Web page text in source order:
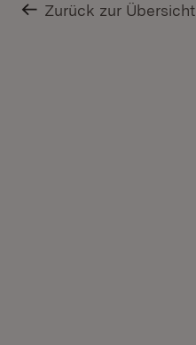
Zurück zur Übersicht